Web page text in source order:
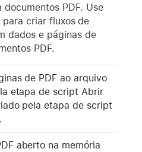
PDF. Use
criar fluxos de
dados e páginas de
PDF.
de PDF ao arquivo
etapa de script Abrir
pela etapa de script
aberto na memória